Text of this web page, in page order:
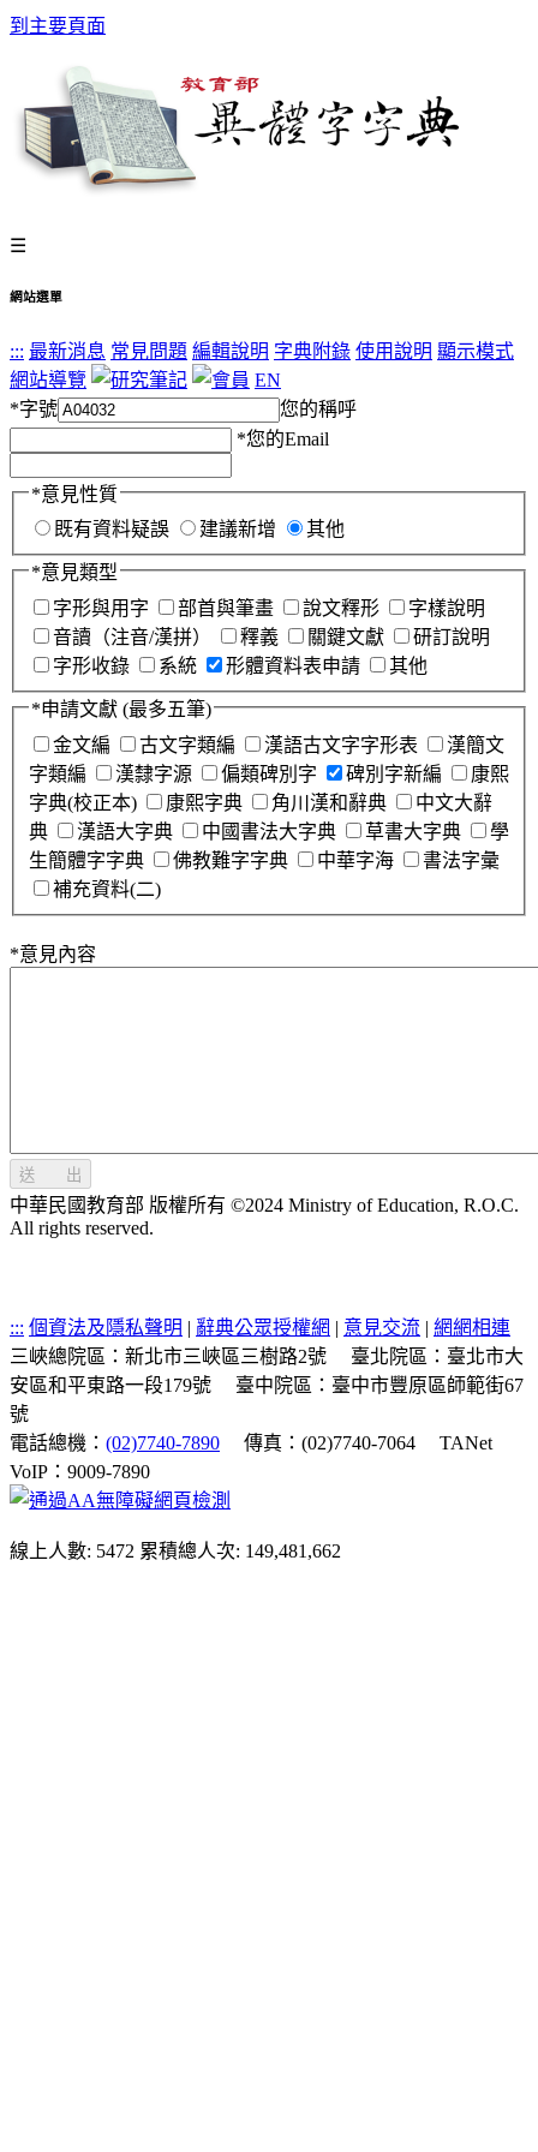
到主要頁面
☰
網站選單
::: 最新消息 常見問題 編輯說明 字典附錄 使用說明 顯示模式
網站導覽
EN
*字號
您的稱呼
*您的Email
*意見性質
既有資料疑誤
建議新增 其他
*意見類型
字形與用字
部首與筆畫 說文釋形
字樣說明
音讀（注音/漢拼）
釋義 關鍵文獻
研訂說明
字形收錄
系統 形體資料表申請 其他
*申請文獻 (最多五筆)
金文編
古文字類編 漢語古文字字形表
漢簡文
字類編
漢隸字源 偏類碑別字 碑別字新編
康熙
字典(校正本)
康熙字典 角川漢和辭典
中文大辭
典
漢語大字典 中國書法大字典 草書大字典
學
生簡體字字典
佛教難字字典 中華字海
書法字彙
補充資料(二)
*意見內容
送 出
中華民國教育部 版權所有 ©2024 Ministry of Education, R.O.C.
All rights reserved.
::: 個資法及隱私聲明 | 辭典公眾授權網 | 意見交流 | 網網相連
三峽總院區：新北市三峽區三樹路2號
臺北院區：臺北市大
安區和平東路一段179號
臺中院區：臺中市豐原區師範街67
號
電話總機： (02)7740-7890 傳真：(02)7740-7064
TANet
VoIP：9009-7890
線上人數: 5472 累積總人次: 149,481,662